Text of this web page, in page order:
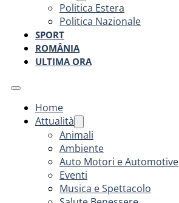
Politica Estera
Politica Nazionale
SPORT
ROMÂNIA
ULTIMA ORA
Home
Attualità
Animali
Ambiente
Auto Motori e Automotive
Eventi
Musica e Spettacolo